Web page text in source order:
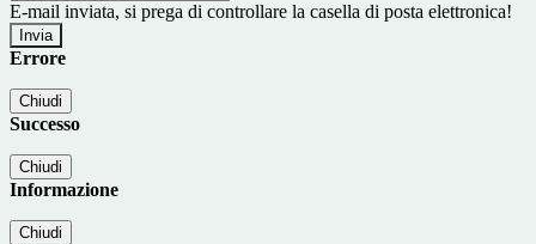
E-mail inviata, si prega di controllare la casella di posta elettronica!
Errore
Chiudi
Successo
Chiudi
Informazione
Chiudi